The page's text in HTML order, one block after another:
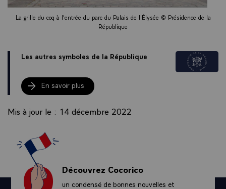
La grille du coq à l'entrée du parc du Palais de l'Élysée © Présidence de la
République
Les autres symboles de la République
En savoir plus
Mis à jour le : 14 décembre 2022
Découvrez Cocorico
un condensé de bonnes nouvelles et